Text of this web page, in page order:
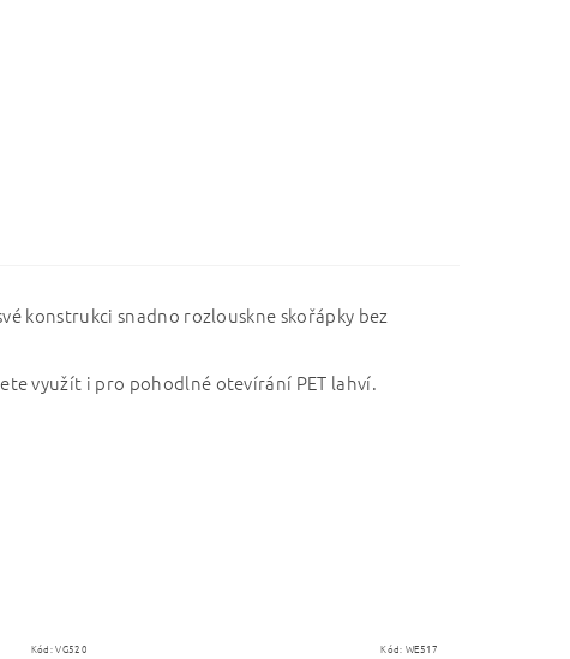
konstrukci snadno rozlouskne skořápky bez
využít i pro pohodlné otevírání PET lahví.
Kód:VG520 Kód:WE517